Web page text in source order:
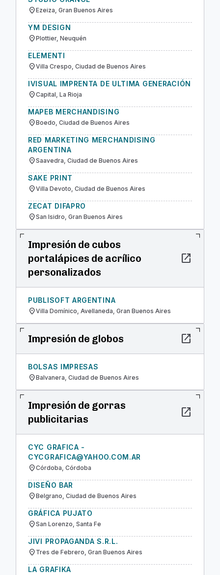
location_onEzeiza, Gran Buenos Aires
YM DESIGN
location_onPlottier, Neuquén
ELEMENTI
location_onVilla Crespo, Ciudad de Buenos Aires
IVISUAL IMPRENTA DE ULTIMA GENERACIÓN
location_onCapital, La Rioja
MAPEB MERCHANDISING
location_onBoedo, Ciudad de Buenos Aires
RED MARKETING MERCHANDISING
ARGENTINA
location_onSaavedra, Ciudad de Buenos Aires
SAKE PRINT
location_onVilla Devoto, Ciudad de Buenos Aires
ZECAT DIFAPRO
location_onSan Isidro, Gran Buenos Aires
Impresión de cubos
portalápices de acrílico
personalizados
open_in_new
PUBLISOFT ARGENTINA
location_onVilla Domínico, Avellaneda, Gran Buenos Aires
Impresión de globos open_in_new
BOLSAS IMPRESAS
location_onBalvanera, Ciudad de Buenos Aires
Impresión de gorras
publicitarias
open_in_new
CYC GRAFICA -
CYCGRAFICA@YAHOO.COM.AR
location_onCórdoba, Córdoba
DISEÑO BAR
location_onBelgrano, Ciudad de Buenos Aires
GRÁFICA PUJATO
location_onSan Lorenzo, Santa Fe
JIVI PROPAGANDA S.R.L.
location_on Tres de Febrero, Gran Buenos Aires
LA GRAFIKA